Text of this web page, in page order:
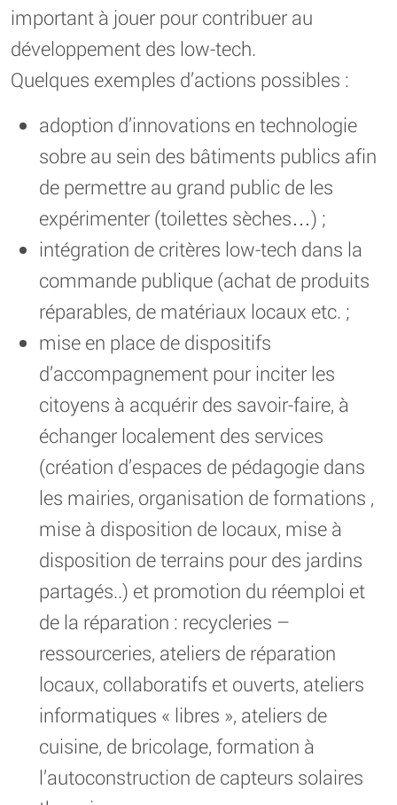
important à jouer pour contribuer au
développement des low-tech.
Quelques exemples d’actions possibles :
adoption d’innovations en technologie
sobre au sein des bâtiments publics afin
de permettre au grand public de les
expérimenter (toilettes sèches…) ;
intégration de critères low-tech dans la
commande publique (achat de produits
réparables, de matériaux locaux etc. ;
mise en place de dispositifs
d’accompagnement pour inciter les
citoyens à acquérir des savoir-faire, à
échanger localement des services
(création d’espaces de pédagogie dans
les mairies, organisation de formations ,
mise à disposition de locaux, mise à
disposition de terrains pour des jardins
partagés..) et promotion du réemploi et
de la réparation : recycleries –
ressourceries, ateliers de réparation
locaux, collaboratifs et ouverts, ateliers
informatiques « libres », ateliers de
cuisine, de bricolage, formation à
l’autoconstruction de capteurs solaires